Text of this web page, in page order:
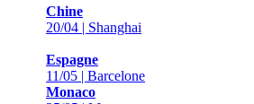
Chine
20/04 | Shanghai
Espagne
11/05 | Barcelone
Monaco